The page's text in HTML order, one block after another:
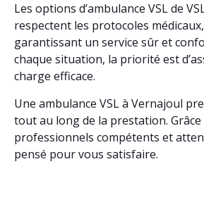
Les options d’ambulance VSL de
respectent les protocoles
garantissant un service sûr et
chaque situation, la priorité est
charge efficace.
Une ambulance VSL à Vernajoul
tout au long de la prestation. Grâce
professionnels compétents et
pensé pour vous satisfaire.